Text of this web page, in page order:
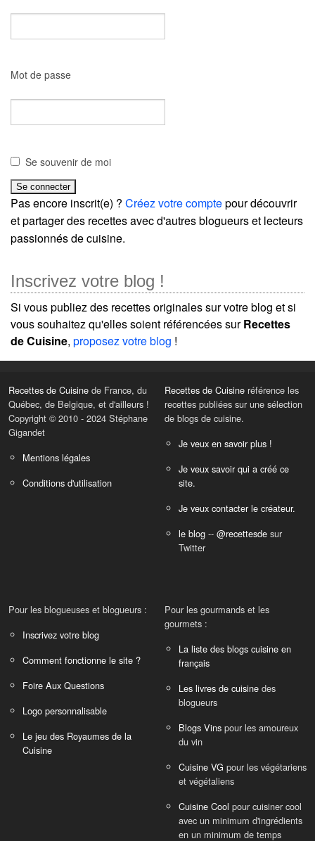
Mot de passe
Se souvenir de moi
Pas encore inscrit(e) ? Créez votre comptepour découvrir
et partager des recettes avec d'autres blogueurs et lecteurs
passionnés de cuisine.
Inscrivez votre blog !
Si vous publiez des recettes originales sur votre blog et si
vous souhaitez qu'elles soient référencées surRecettes
de Cuisine, proposez votre blog !
Recettes de Cuisine de France, du
Québec, de Belgique, et d'ailleurs !
Copyright © 2010 - 2024 Stéphane
Gigandet
Mentions légales
Conditions d'utilisation
Recettes de Cuisine référence les
recettes publiées sur une sélection
de blogs de cuisine.
Je veux en savoir plus !
Je veux savoir qui a créé ce
site.
Je veux contacter le créateur.
le blog -- @recettesde sur
Twitter
Pour les blogueuses et blogueurs :
Inscrivez votre blog
Comment fonctionne le site ?
Foire Aux Questions
Logo personnalisable
Le jeu des Royaumes de la
Cuisine
Pour les gourmands et les
gourmets :
La liste des blogs cuisine en
français
Les livres de cuisine des
blogueurs
Blogs Vins pour les amoureux
du vin
Cuisine VG pour les végétariens
et végétaliens
Cuisine Cool pour cuisiner cool
avec un minimum d'ingrédients
en un minimum de temps